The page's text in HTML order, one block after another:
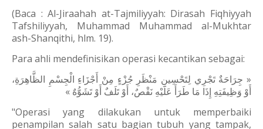
(Baca : Al-Jiraahah at-Tajmiliyyah: Dirasah Fiqhiyyah
Tafshiliyyah, Muhammad Muhammad al-Mukhtar
ash-Shanqithi, hlm. 19).
Para ahli mendefinisikan operasi kecantikan sebagai:
« جِرَاحَةٌ تَجْرِي لِتَحْسِينِ مَنْظَرِ جُزْءٍ مِنْ أَجْزَاءِ الْجِسْمِ الظَّاهِرَةِ،
أَوْ وَظِيفَتِهِ إِذَا مَا طَرَأَ عَلَيْهِ نَقْصٌ، أَوْ تَلَفٌ أَوْ تَشَوُّهٌ »
"Operasi yang dilakukan untuk memperbaiki
penampilan salah satu bagian tubuh yang tampak,